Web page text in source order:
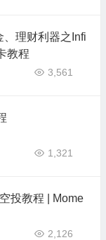
理财利器之Infi
教程
3,561
1,321
投教程 | Mome
2,126